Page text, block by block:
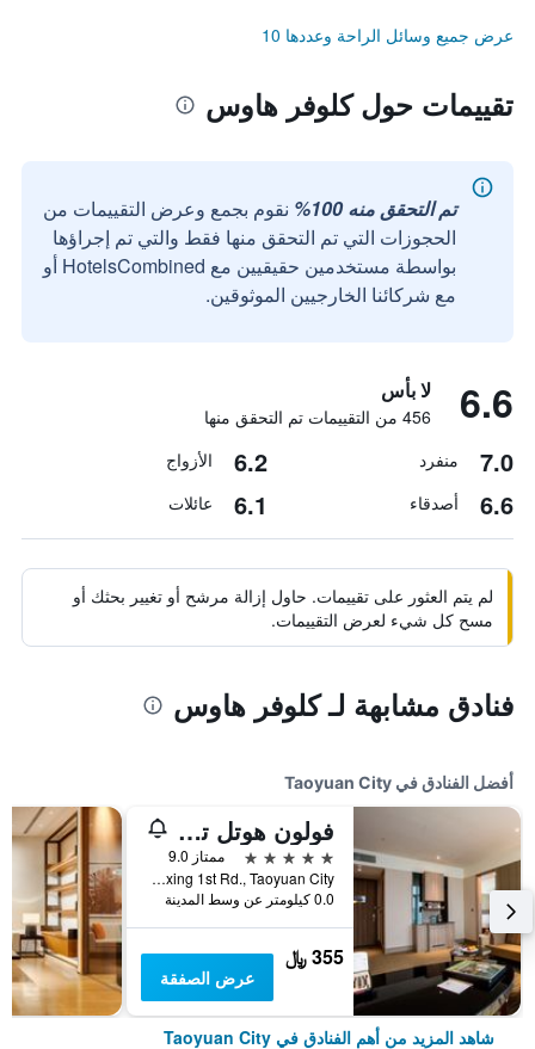
عرض جميع وسائل الراحة وعددها 10
تقييمات حول كلوفر هاوس
تم التحقق منه 100%
نقوم بجمع وعرض التقييمات من
الحجوزات التي تم التحقق منها فقط والتي تم إجراؤها
بواسطة مستخدمين حقيقيين مع HotelsCombined أو
مع شركائنا الخارجيين الموثوقين.
6.6 لا بأس
456 من التقييمات تم التحقق منها
7.0 منفرد 6.2 الأزواج
6.6 أصدقاء 6.1 عائلات
لم يتم العثور على تقييمات. حاول إزالة مرشح أو تغيير بحثك أو
مسح كل شيء لعرض التقييمات.
فنادق مشابهة لـ كلوفر هاوس
أفضل الفنادق في Taoyuan City
فولون هوتل تاويوان أيربورت أكسيس إم آر تي إيه8
5 نجوم
ممتاز 9.0
No.2, Fuxing 1st Rd., Taoyuan City, تايوان
0.0 كيلومتر عن وسط المدينة
355 ﷼
عرض الصفقة
شاهد المزيد من أهم الفنادق في Taoyuan City